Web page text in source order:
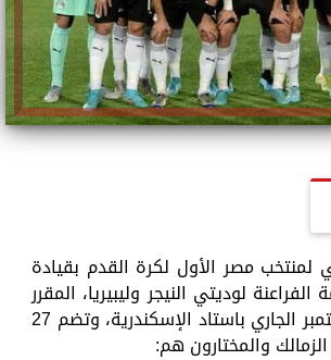
لمنتخب مصر الأول لكرة القدم بقيادة
لوديتي النيجر وليبيريا، المقرر
لهما 23 و27 سبتمبر الجاري باستاد الإسكندرية، وتضم 27
الزمالك والمختارون هم: